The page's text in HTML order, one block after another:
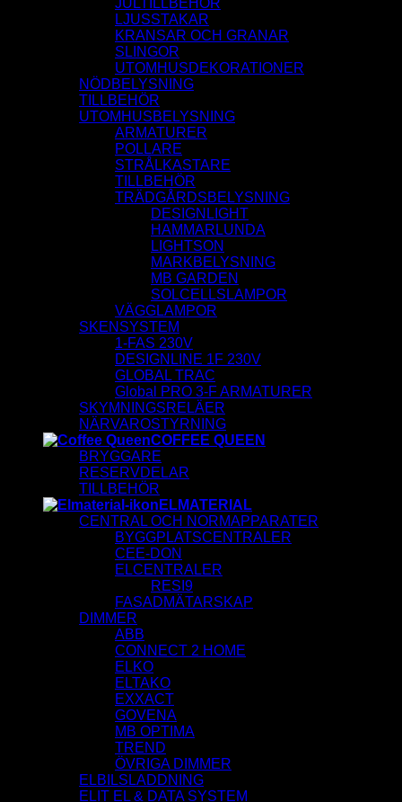
JULTILLBEHÖR
LJUSSTAKAR
KRANSAR OCH GRANAR
SLINGOR
UTOMHUSDEKORATIONER
NÖDBELYSNING
TILLBEHÖR
UTOMHUSBELYSNING
ARMATURER
POLLARE
STRÅLKASTARE
TILLBEHÖR
TRÄDGÅRDSBELYSNING
DESIGNLIGHT
HAMMARLUNDA
LIGHTSON
MARKBELYSNING
MB GARDEN
SOLCELLSLAMPOR
VÄGGLAMPOR
SKENSYSTEM
1-FAS 230V
DESIGNLINE 1F 230V
GLOBAL TRAC
Global PRO 3-F ARMATURER
SKYMNINGSRELÄER
NÄRVAROSTYRNING
COFFEE QUEEN
BRYGGARE
RESERVDELAR
TILLBEHÖR
ELMATERIAL
CENTRAL OCH NORMAPPARATER
BYGGPLATSCENTRALER
CEE-DON
ELCENTRALER
RESI9
FASADMÄTARSKAP
DIMMER
ABB
CONNECT 2 HOME
ELKO
ELTAKO
EXXACT
GOVENA
MB OPTIMA
TREND
ÖVRIGA DIMMER
ELBILSLADDNING
ELIT EL & DATA SYSTEM